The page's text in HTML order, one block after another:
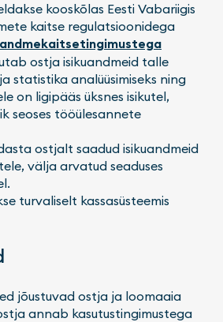
kooskõlas Eesti Vabariigis
kaitse regulatsioonidega
ostja isikuandmeid talle
statistika analüüsimiseks ning
on ligipääs üksnes isikutel,
seoses tööülesannete
ostjalt saadud isikuandmeid
välja arvatud seaduses
turvaliselt kassasüsteemis
jõustuvad ostja ja loomaaia
annab kasutustingimustega